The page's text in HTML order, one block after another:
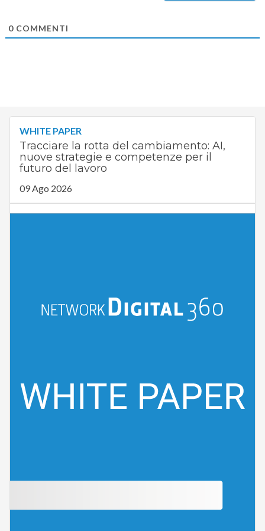
0COMMENTI
WHITE PAPER
Tracciare la rotta del cambiamento: AI,
nuove strategie e competenze per il
futuro del lavoro
09 Ago 2026